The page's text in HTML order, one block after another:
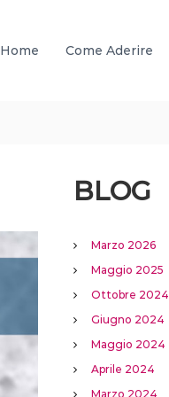
Home Come Aderire
BLOG
Marzo 2026
Maggio 2025
Ottobre 2024
Giugno 2024
Maggio 2024
Aprile 2024
Marzo 2024